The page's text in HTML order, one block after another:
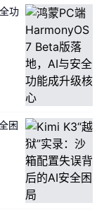
到那些积极开发
6 GHz 频段的企
45%）几乎是
工智能应用所需
的扩展和改进也
路操作（Multi-
每个设备同时
的进步，新标准
功
困